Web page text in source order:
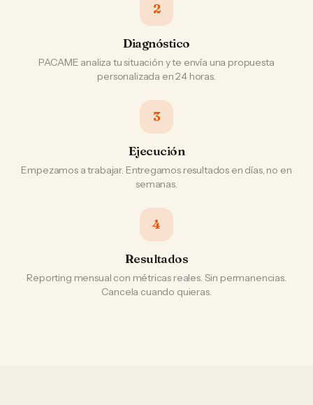
2
Diagnóstico
PACAME analiza tu situación y te envía una propuesta
personalizada en 24 horas.
3
Ejecución
Empezamos a trabajar. Entregamos resultados en días, no en
semanas.
4
Resultados
Reporting mensual con métricas reales. Sin permanencias.
Cancela cuando quieras.